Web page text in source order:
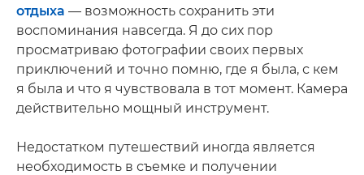
отдыха — возможность сохранить эти
воспоминания навсегда. Я до сих пор
просматриваю фотографии своих первых
приключений и точно помню, где я была, с кем
я была и что я чувствовала в тот момент. Камера
действительно мощный инструмент.
Недостатком путешествий иногда является
необходимость в съемке и получении